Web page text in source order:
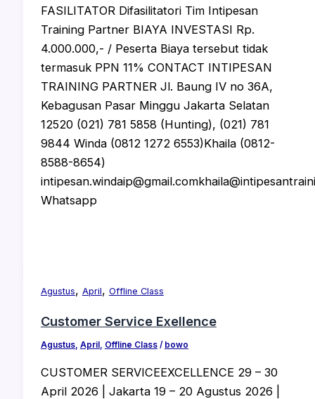
FASILITATOR Difasilitatori Tim Intipesan
Training Partner BIAYA INVESTASI Rp.
4.000.000,- / Peserta Biaya tersebut tidak
termasuk PPN 11% CONTACT INTIPESAN
TRAINING PARTNER Jl. Baung IV no 36A,
Kebagusan Pasar Minggu Jakarta Selatan
12520 (021) 781 5858 (Hunting), (021) 781
9844 Winda (0812 1272 6553)Khaila (0812-
8588-8654)
Whatsapp
Agustus, April, Offline Class
Customer Service Exellence
Agustus, April , Offline Class/ bowo
CUSTOMER SERVICEEXCELLENCE 29 – 30
April 2026 | Jakarta 19 – 20 Agustus 2026 |